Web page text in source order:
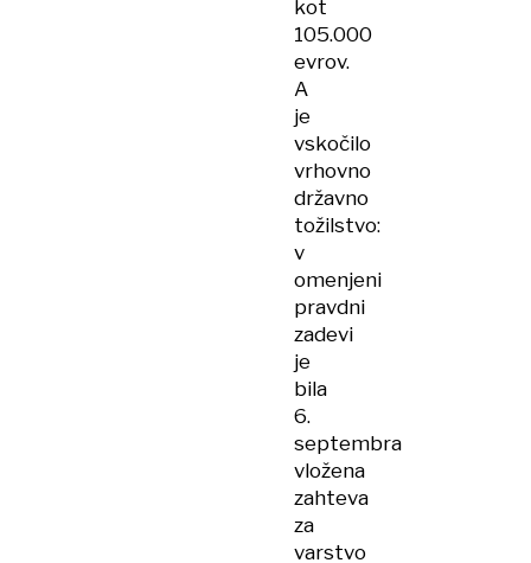
kot
105.000
evrov.
A
je
vskočilo
vrhovno
državno
tožilstvo:
v
omenjeni
pravdni
zadevi
je
bila
6.
septembra
vložena
zahteva
za
varstvo